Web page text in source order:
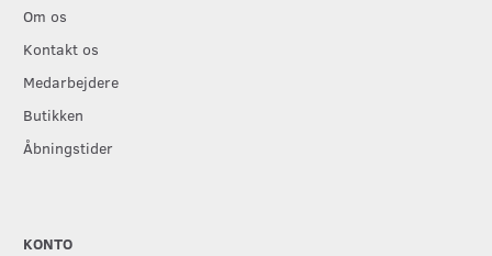
Om os
Kontakt os
Medarbejdere
Butikken
Åbningstider
KONTO